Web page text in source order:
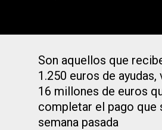
Son aquellos que
1.250 euros de ayudas,
16 millones de euros
completar el pago que
semana pasada